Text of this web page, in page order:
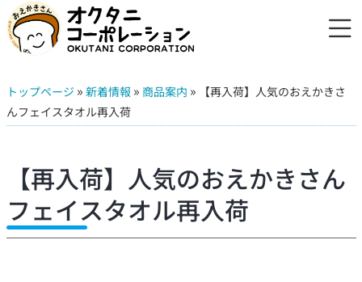
トップページ » 新着情報 » 商品案内 » 【再入荷】人気のおえかきさ
んフェイスタオル再入荷
【再入荷】人気のおえかきさん
フェイスタオル再入荷